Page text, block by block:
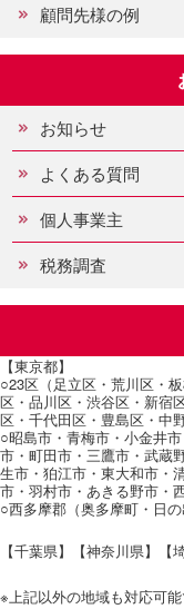
顧問先様の例
お知らせ
よくある質問
個人事業主
税務調査
【東京都】
○23区（足立区・荒川区・
区・品川区・渋谷区・新宿
区・千代田区・豊島区・中
○昭島市・青梅市・小金井
市・町田市・三鷹市・武蔵
生市・狛江市・東大和市・
市・羽村市・あきる野市・
○西多摩郡（奥多摩町・日
【千葉県】【神奈川県】【
※上記以外の地域も対応可能